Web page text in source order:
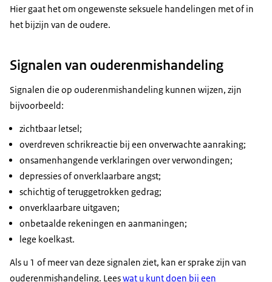
Hier gaat het om ongewenste seksuele handelingen met of in
het bijzijn van de oudere.
Signalen van ouderenmishandeling
Signalen die op ouderenmishandeling kunnen wijzen, zijn
bijvoorbeeld:
zichtbaar letsel;
overdreven schrikreactie bij een onverwachte aanraking;
onsamenhangende verklaringen over verwondingen;
depressies of onverklaarbare angst;
schichtig of teruggetrokken gedrag;
onverklaarbare uitgaven;
onbetaalde rekeningen en aanmaningen;
lege koelkast.
Als u 1 of meer van deze signalen ziet, kan er sprake zijn van
ouderenmishandeling. Leeswat u kunt doen bij een